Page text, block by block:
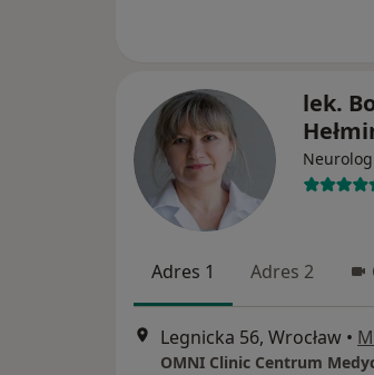
lek.
Neurolog
Adres 1 Adres 2
Legnicka 56, Wrocław •
OMNI Clinic Centrum